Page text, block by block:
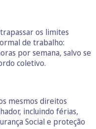
os limites
de trabalho:
por semana, salvo se
coletivo.
mesmos direitos
incluindo férias,
Social e proteção